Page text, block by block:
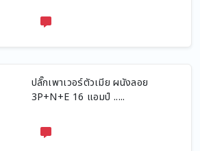
ปลั๊กเพาเวอร์ตัวเมีย ผนังลอย
3P+N+E 16 แอมป์ .....